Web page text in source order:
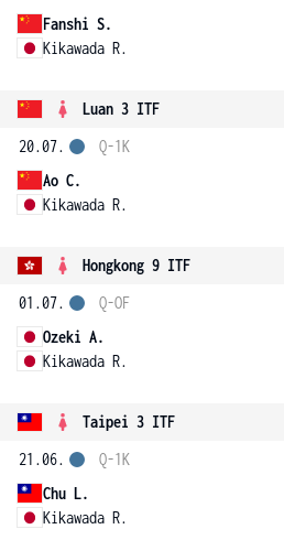
Fanshi S.
Kikawada R.
Luan 3 ITF
20.07.
Ao C.
Kikawada R.
Q-1K
Hongkong 9 ITF
01.07.
Ozeki A.
Kikawada R.
Q-OF
Taipei 3 ITF
21.06.
Chu L.
Kikawada R.
Q-1K